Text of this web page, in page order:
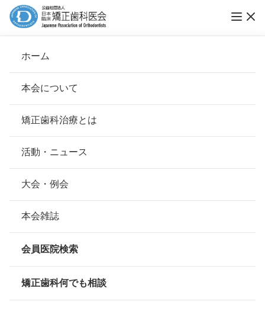
ホーム
本会について
会長挨拶
基本理念
組織について
本会の歴史
情報公開
矯正歯科治療とは
安心して治療を受けていただくための「6つの指針」
安心できる矯正歯科治療契約のための「7つの提言」
矯正歯科治療について
活動・ニュース
大会・例会
本会雑誌
会員医院検索
矯正歯科何でも相談
ホーム 会員医院検索
福井矯正歯科
所在地
千葉県習志野市谷津1-13-15みずほ
FAX番号 047-479-2234